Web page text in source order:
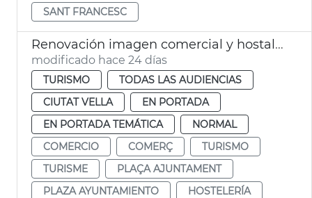
SANT FRANCESC
Renovación imagen comercial y hostalera plaza Ayuntamiento
modificado hace 24 días
TURISMO
TODAS LAS AUDIENCIAS
CIUTAT VELLA
EN PORTADA
EN PORTADA TEMÁTICA
NORMAL
COMERCIO
COMERÇ
TURISMO
TURISME
PLAÇA AJUNTAMENT
PLAZA AYUNTAMIENTO
HOSTELERÍA